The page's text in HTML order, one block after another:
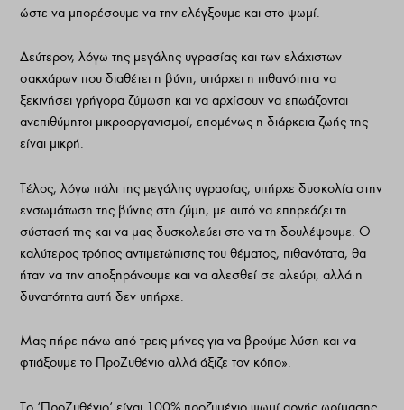
ώστε να μπορέσουμε να την ελέγξουμε και στο ψωμί.
Δεύτερον, λόγω της μεγάλης υγρασίας και των ελάχιστων
σακχάρων που διαθέτει η βύνη, υπάρχει η πιθανότητα να
ξεκινήσει γρήγορα ζύμωση και να αρχίσουν να επωάζονται
ανεπιθύμητοι μικροοργανισμοί, επομένως η διάρκεια ζωής της
είναι μικρή.
Τέλος, λόγω πάλι της μεγάλης υγρασίας, υπήρχε δυσκολία στην
ενσωμάτωση της βύνης στη ζύμη, με αυτό να επηρεάζει τη
σύστασή της και να μας δυσκολεύει στο να τη δουλέψουμε. Ο
καλύτερος τρόπος αντιμετώπισης του θέματος, πιθανότατα, θα
ήταν να την αποξηράνουμε και να αλεσθεί σε αλεύρι, αλλά η
δυνατότητα αυτή δεν υπήρχε.
Μας πήρε πάνω από τρεις μήνες για να βρούμε λύση και να
φτιάξουμε το ΠροΖυθένιο αλλά άξιζε τον κόπο».